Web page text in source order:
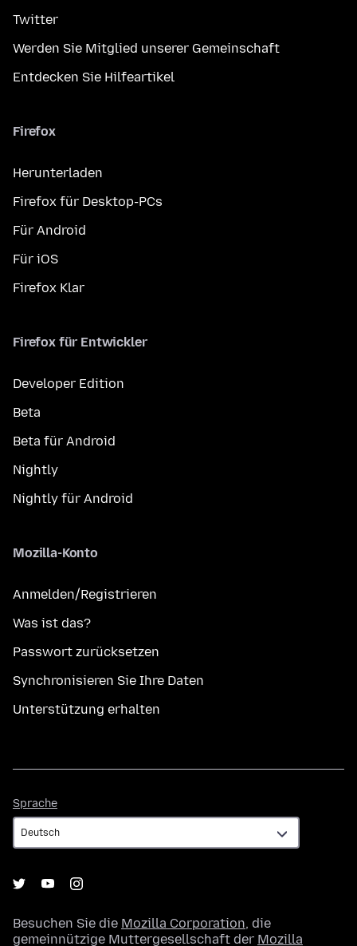
Twitter
Werden Sie Mitglied unserer Gemeinschaft
Entdecken Sie Hilfeartikel
Firefox
Herunterladen
Firefox für Desktop-PCs
Für Android
Für iOS
Firefox Klar
Firefox für Entwickler
Developer Edition
Beta
Beta für Android
Nightly
Nightly für Android
Mozilla-Konto
Anmelden/Registrieren
Was ist das?
Passwort zurücksetzen
Synchronisieren Sie Ihre Daten
Unterstützung erhalten
Sprache
Besuchen Sie die Mozilla Corporation, die
gemeinnützige Muttergesellschaft der Mozilla